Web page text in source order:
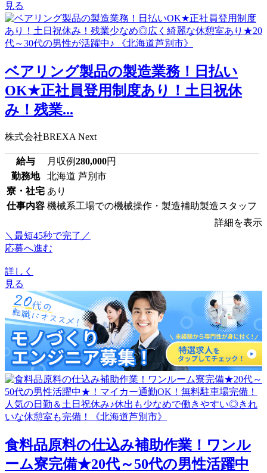
見る
ベアリング製品の製造業務！日払い
OK★正社員登用制度あり！土日祝休
み！残業...
株式会社BREXA Next
給与 月収例280,000円
勤務地
北海道 芦別市
寮・社宅 あり
仕事内容 機械系工場での機械操作・製造補助製造スタッフ
詳細を表示
＼最短45秒で完了／
応募へ進む
詳しく
見る
食料品原料の仕込み補助作業！ワンル
ーム寮完備★20代～50代の男性活躍中